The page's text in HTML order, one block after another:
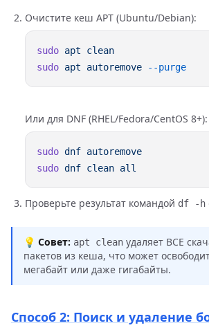
Очистите кеш APT (Ubuntu/Debian):
sudo apt
sudo apt autoremove
Или для DNF (RHEL/Fedora/CentOS 8+):
sudo dnf
sudo dnf clean
Проверьте результат командой df -h
💡 Совет: apt clean удаляет ВСЕ
пакетов из кеша, что может
мегабайт или даже гигабайты.
Способ 2: Поиск и удаление